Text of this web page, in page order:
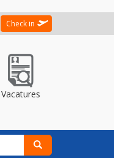
Check in
Vacatures